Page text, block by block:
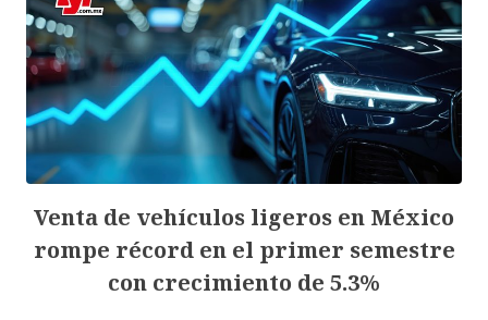
Venta de vehículos ligeros en México
rompe récord en el primer semestre
con crecimiento de 5.3%